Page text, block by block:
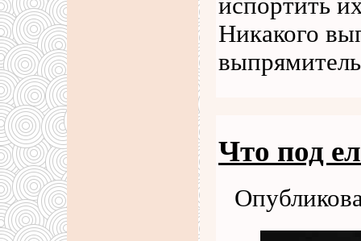
испортить
Никакого
Что под